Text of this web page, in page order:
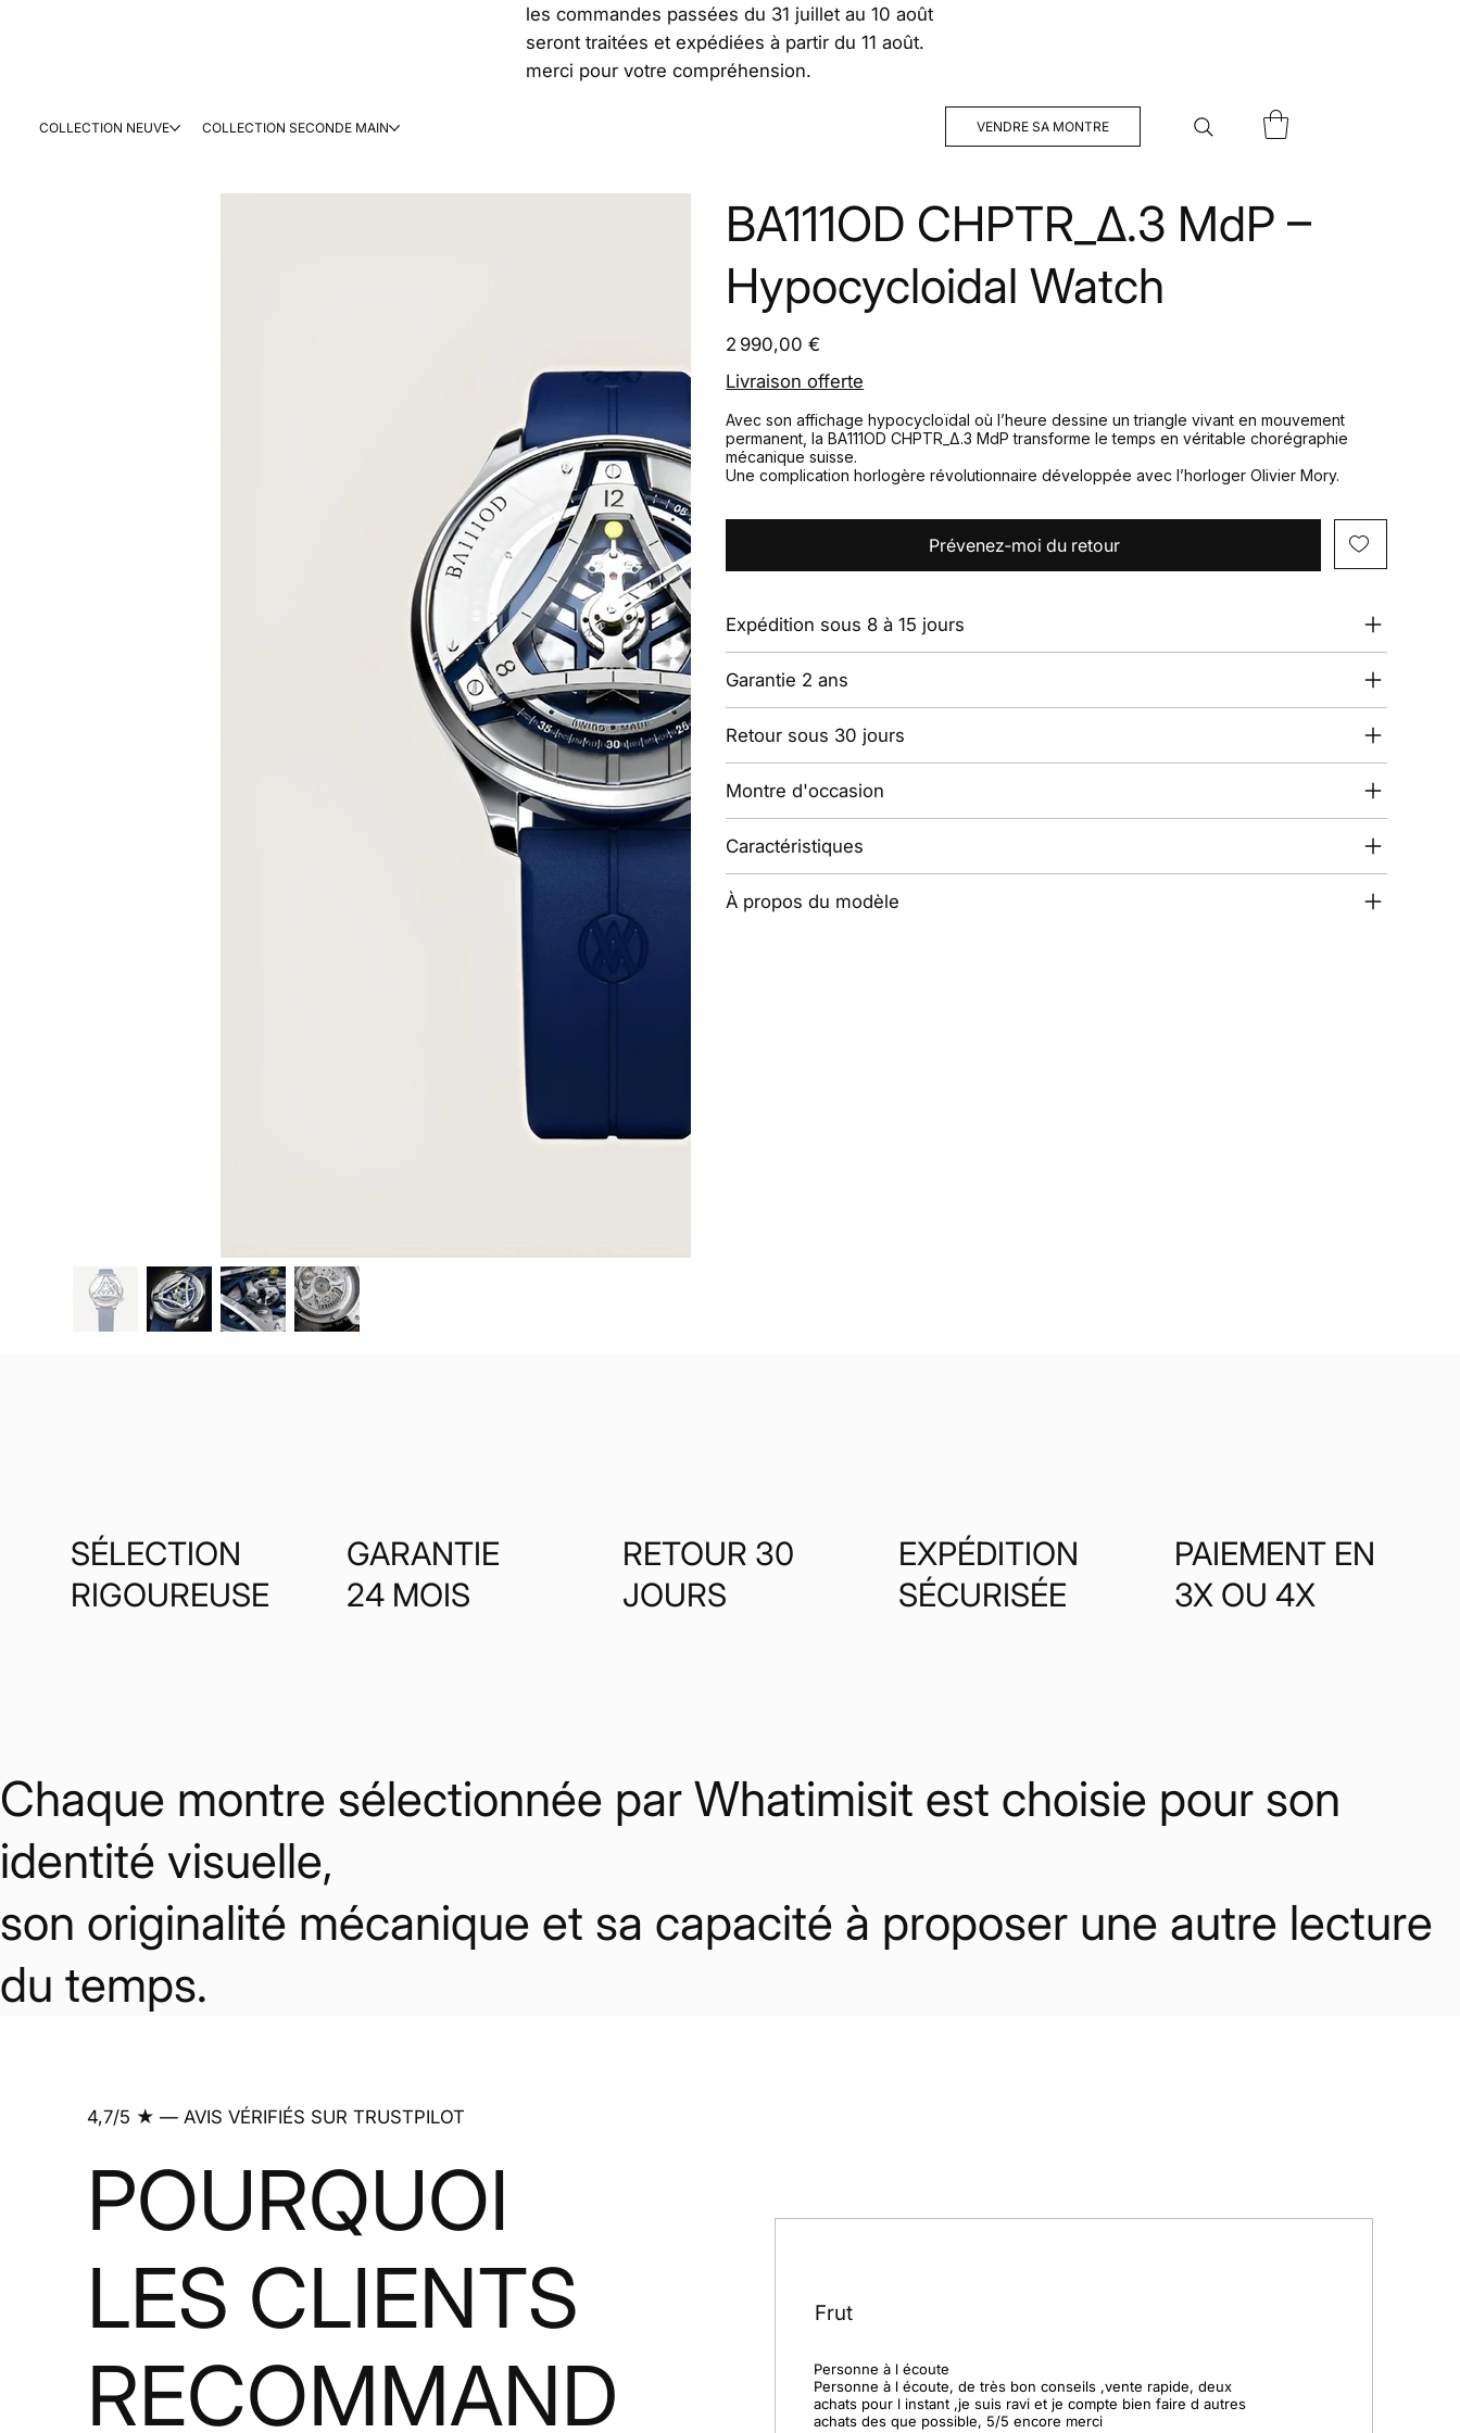
les commandes passées du 31 juillet au 10 août
seront traitées et expédiées à partir du 11 août.
merci pour votre compréhension.
COLLECTION NEUVE COLLECTION SECONDE MAIN VENDRE SA MONTRE
BA111OD CHPTR_Δ.3 MdP –
Hypocycloidal Watch
Prix
2 990,00 €
Livraison offerte
Avec son affichage hypocycloïdal où l’heure dessine un triangle vivant en mouvement
permanent, la BA111OD CHPTR_Δ.3 MdP transforme le temps en véritable chorégraphie
mécanique suisse.
Une complication horlogère révolutionnaire développée avec l’horloger Olivier Mory.
Prévenez‑moi du retour
Expédition sous 8 à 15 jours
Garantie 2 ans
Retour sous 30 jours
Montre d'occasion
Caractéristiques
À propos du modèle
SÉLECTION
RIGOUREUSE
GARANTIE
24 MOIS
RETOUR 30
JOURS
EXPÉDITION
SÉCURISÉE
PAIEMENT EN
3X OU 4X
Chaque montre sélectionnée par Whatimisit est choisie pour son
identité visuelle,
son originalité mécanique et sa capacité à proposer une autre lecture
du temps.
Frut
Personne à l écoute
Personne à l écoute, de très bon conseils ,vente rapide, deux
achats pour l instant ,je suis ravi et je compte bien faire d autres
achats des que possible, 5/5 encore merci
4,7/5 ★ — AVIS VÉRIFIÉS SUR TRUSTPILOT
POURQUOI
LES CLIENTS
RECOMMAND